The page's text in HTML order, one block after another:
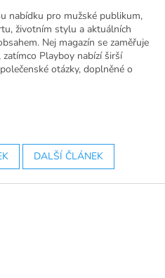
nabídku pro mužské publikum,
životním stylu a aktuálních
Nej magazín se zaměřuje
Playboy nabízí širší
otázky, doplněné o
DALŠÍ ČLÁNEK